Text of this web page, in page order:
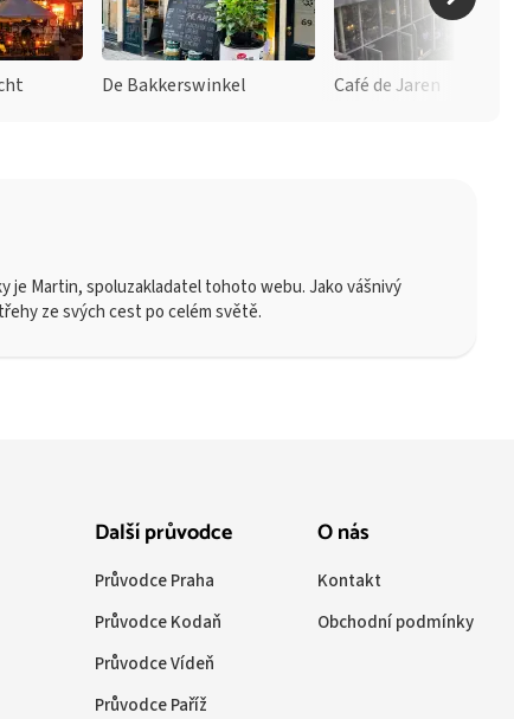
De Bakkerswinkel Café de Jaren
je Martin, spoluzakladatel tohoto webu. Jako vášnivý
ze svých cest po celém světě.
Další průvodce
Průvodce Praha
Průvodce Kodaň
Průvodce Vídeň
Průvodce Paříž
O nás
Kontakt
Obchodní podmínky